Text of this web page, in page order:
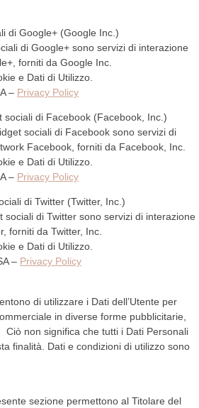
di Google+ (Google Inc.)
di Google+ sono servizi di interazione
forniti da Google Inc.
e Dati di Utilizzo.
– Privacy Policy
sociali di Facebook (Facebook, Inc.)
sociali di Facebook sono servizi di
Facebook, forniti da Facebook, Inc.
e Dati di Utilizzo.
– Privacy Policy
di Twitter (Twitter, Inc.)
sociali di Twitter sono servizi di interazione
forniti da Twitter, Inc.
e Dati di Utilizzo.
– Privacy Policy
di utilizzare i Dati dell’Utente per
in diverse forme pubblicitarie,
non significa che tutti i Dati Personali
finalità. Dati e condizioni di utilizzo sono
sezione permettono al Titolare del